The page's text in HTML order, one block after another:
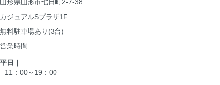
山形県山形市七日町2-7-38
カジュアルSプラザ1F
無料駐車場あり(3台)
営業時間
平日｜
11：00～19：00